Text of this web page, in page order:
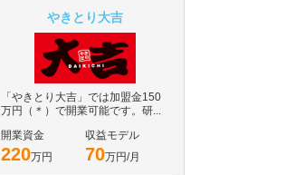
やきとり大吉
「やきとり大吉」では加盟金150
万円（＊）で開業可能です。研...
開業資金
220万円
収益モデル
70万円/月